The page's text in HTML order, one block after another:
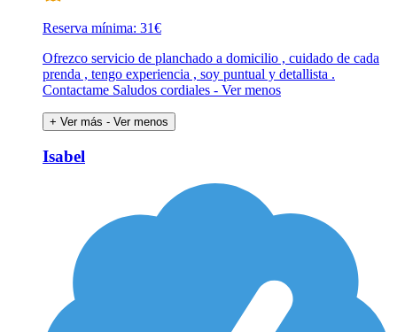
Reserva mínima: 31€
Ofrezco servicio de planchado a domicilio , cuidado de cada
prenda , tengo experiencia , soy puntual y detallista .
Contactame Saludos cordiales - Ver menos
+ Ver más - Ver menos
Isabel